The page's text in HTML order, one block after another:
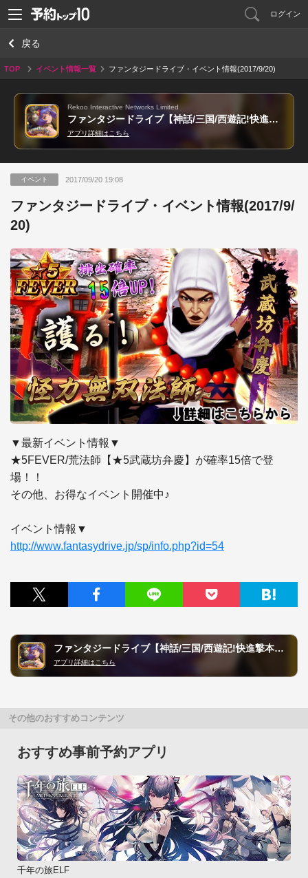
ログイン
戻る
TOP イベント情報一覧 ファンタジードライブ・イベント情報(2017/9/20)
Rekoo Interactive Networks Limited
ファンタジードライブ【神話/三国/西遊記!快進撃本格RPG!】
アプリ詳細はこちら
イベント 2017/09/20 19:08
ファンタジードライブ・イベント情報(2017/9/
20)
▼最新イベント情報▼
★5FEVER/荒法師【★5武蔵坊弁慶】が確率15倍で登
場！！
その他、お得なイベント開催中♪
http://www.fantasydrive.jp/sp/info.php?id=54
ファンタジードライブ【神話/三国/西遊記!快進撃本格RPG!】
アプリ詳細はこちら
その他のおすすめコンテンツ
おすすめ事前予約アプリ
千年の旅ELF